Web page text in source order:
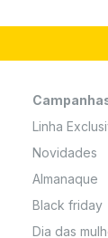
Linha
Novidades
Almanaque
Black friday
Dia das